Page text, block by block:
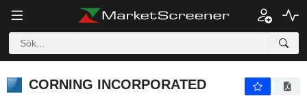
CORNING INCORPORATED
CORNING INCORPORATED